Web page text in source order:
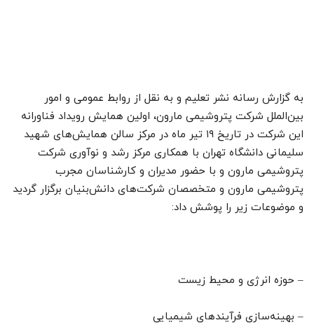
به گزارش رسانه نشر تعلیم و به نقل از روابط عمومی و امور
بین‌الملل شرکت پتروشیمی مارون، اولین همایش رویداد فناورانه
این شرکت در تاریخ ۱۹ تیر ماه در مرکز سالن همایش‌های شهید
سلیمانی دانشگاه تهران با همکاری مرکز رشد و نوآوری شرکت
پتروشیمی مارون و با حضور مدیران و کارشناسان مجرب
پتروشیمی مارون و متخصصان شرکت‌های دانش‌بنیان برگزار گردید
و موضوعات زیر را پوشش داد:
– حوزه انرژی و محیط زیست
– بهینه‌سازی فرآیندهای شیمیایی